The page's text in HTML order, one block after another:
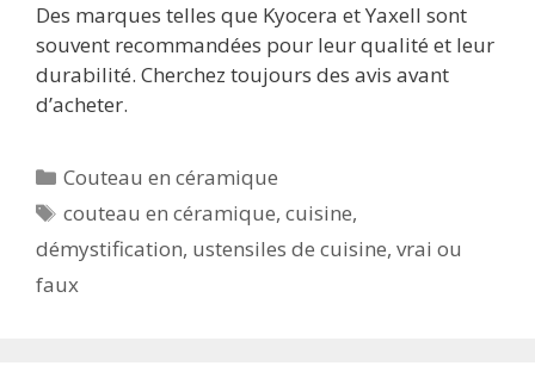
Des marques telles que Kyocera et Yaxell sont
souvent recommandées pour leur qualité et leur
durabilité. Cherchez toujours des avis avant
d’acheter.
Catégories
Couteau en céramique
Étiquettes
couteau en céramique,cuisine,
démystification, ustensiles de cuisine, vrai ou
faux